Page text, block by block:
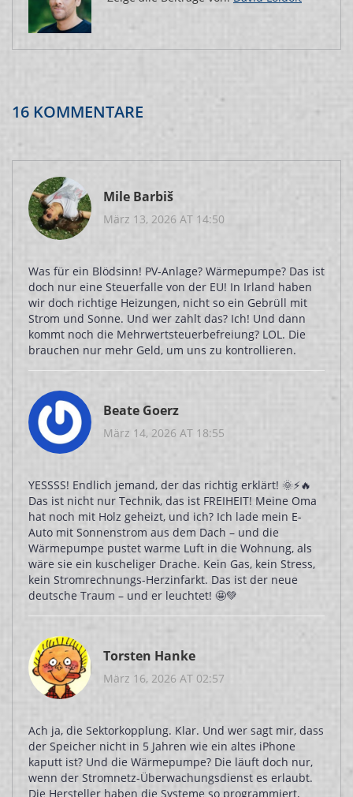
16 KOMMENTARE
Mile Barbiš
März 13, 2026 AT 14:50
Was für ein Blödsinn! PV-Anlage? Wärmepumpe? Das ist
doch nur eine Steuerfalle von der EU! In Irland haben
wir doch richtige Heizungen, nicht so ein Gebrüll mit
Strom und Sonne. Und wer zahlt das? Ich! Und dann
kommt noch die Mehrwertsteuerbefreiung? LOL. Die
brauchen nur mehr Geld, um uns zu kontrollieren.
Beate Goerz
März 14, 2026 AT 18:55
YESSSS! Endlich jemand, der das richtig erklärt! 🌞⚡🔥
Das ist nicht nur Technik, das ist FREIHEIT! Meine Oma
hat noch mit Holz geheizt, und ich? Ich lade mein E-
Auto mit Sonnenstrom aus dem Dach – und die
Wärmepumpe pustet warme Luft in die Wohnung, als
wäre sie ein kuscheliger Drache. Kein Gas, kein Stress,
kein Stromrechnungs-Herzinfarkt. Das ist der neue
deutsche Traum – und er leuchtet! 🤩💚
Torsten Hanke
März 16, 2026 AT 02:57
Ach ja, die Sektorkopplung. Klar. Und wer sagt mir, dass
der Speicher nicht in 5 Jahren wie ein altes iPhone
kaputt ist? Und die Wärmepumpe? Die läuft doch nur,
wenn der Stromnetz-Überwachungsdienst es erlaubt.
Die Hersteller haben die Systeme so programmiert,